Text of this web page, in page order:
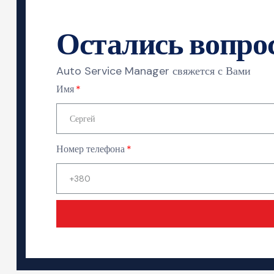
Остались
Auto Service Manager свяжется с Вами
Имя
Номер телефона